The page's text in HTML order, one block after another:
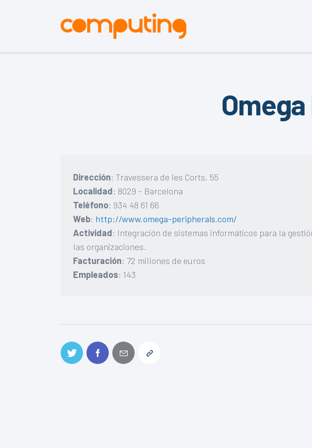
Dirección: Travessera de les Corts, 55
Localidad: 8029 – Barcelona
Teléfono: 934 48 61 66
Web: http://www.omega-peripherals.com/
Actividad: Integración de sistemas informáticos para la
las organizaciones.
Facturación: 72 millones de euros
Empleados: 143